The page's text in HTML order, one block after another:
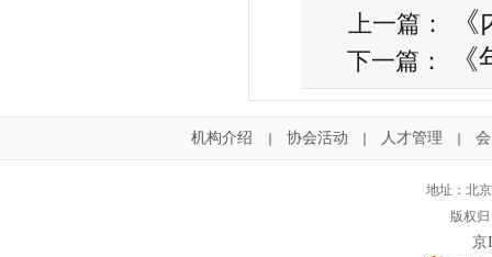
上一篇：
下一篇：
机构介绍 协会活动 人才管理
地址：北
版权
京